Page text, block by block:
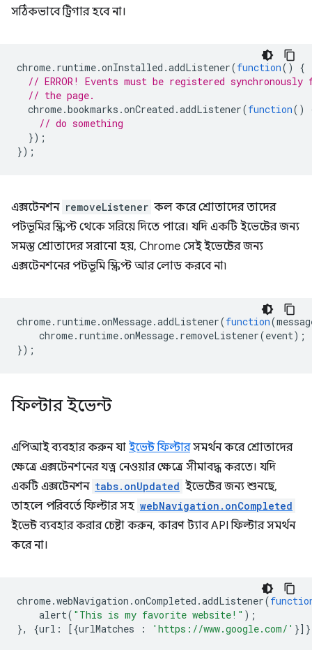
সঠিকভাবে ট্রিগার হবে না।
chrome. runtime.onInstalled .addListener(function()
{
// ERROR! Events must be registered
// the page.
chrome.bookmarks .onCreated .addListener(function()
// do something
});
});
এক্সটেনশন removeListener কল করে শ্রোতাদের তাদের
পটভূমির স্ক্রিপ্ট থেকে সরিয়ে দিতে পারে। যদি একটি ইভেন্টের জন্য
সমস্ত শ্রোতাদের সরানো হয়, Chrome সেই ইভেন্টের জন্য
এক্সটেনশনের পটভূমি স্ক্রিপ্ট আর লোড করবে না৷
chrome. runtime.onMessage.addListener(function(
chrome. runtime.onMessage. removeListener(event);
});
ফিল্টার ইভেন্ট
এপিআই ব্যবহার করুন যা ইভেন্ট ফিল্টারসমর্থন করে শ্রোতাদের
ক্ষেত্রে এক্সটেনশনের যত্ন নেওয়ার ক্ষেত্রে সীমাবদ্ধ করতে। যদি
একটি এক্সটেনশন tabs.onUpdated ইভেন্টের জন্য শুনছে,
তাহলে পরিবর্তে ফিল্টার সহ webNavigation.onCompleted
ইভেন্ট ব্যবহার করার চেষ্টা করুন, কারণ ট্যাব API ফিল্টার সমর্থন
করে না।
chrome.webNavigation .onCompleted .addListener(
alert( "This is my favorite website!" );
},
{url : [{urlMatches : 'https://www.google.com/'